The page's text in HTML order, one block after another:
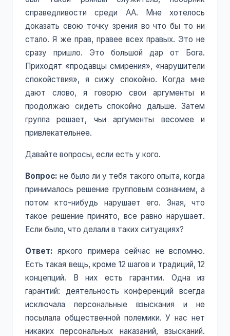
справедливости среди АА. Мне хотелось
доказать свою точку зрения во что бы то ни
стало. Я же прав, правее всех правых. Это не
сразу пришло. Это большой дар от Бога.
Приходят «продавцы смирения», «нарушители
спокойствия», я сижу спокойно. Когда мне
дают слово, я говорю свои аргументы и
продолжаю сидеть спокойно дальше. Затем
группа решает, чьи аргументы весомее и
привлекательнее.
Давайте вопросы, если есть у кого.
Вопрос: не было ли у тебя такого опыта, когда
принималось решение групповым сознанием, а
потом кто-нибудь нарушает его. Зная, что
такое решение принято, все равно нарушает.
Если было, что делали в таких ситуациях?
Ответ: яркого примера сейчас не вспомню.
Есть такая вещь, кроме 12 шагов и традиций, 12
концепций. В них есть гарантии. Одна из
гарантий: деятельность конференций всегда
исключала персональные взыскания и не
посылала общественной полемики. У нас нет
никаких персональных наказаний, взысканий.